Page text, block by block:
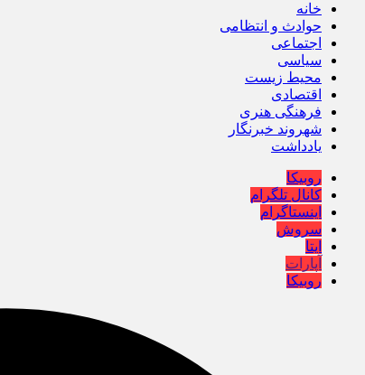
خانه
حوادث و انتظامی
اجتماعی
سیاسی
محیط زیست
اقتصادی
فرهنگی هنری
شهروند خبرنگار
یادداشت
روبیکا
کانال تلگرام
اینستاگرام
سروش
ایتا
آپارات
روبیکا